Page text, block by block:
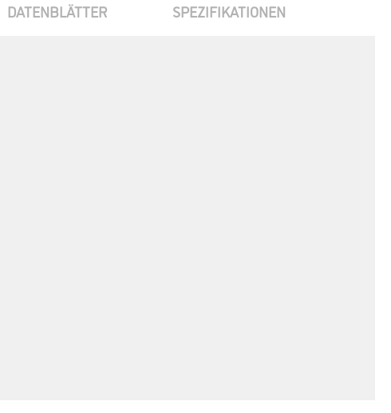
DATENBLÄTTER SPEZIFIKATIONEN